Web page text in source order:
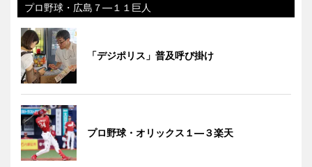
プロ野球・広島７―１１巨人
「デジポリス」普及呼び掛け
プロ野球・オリックス１―３楽天